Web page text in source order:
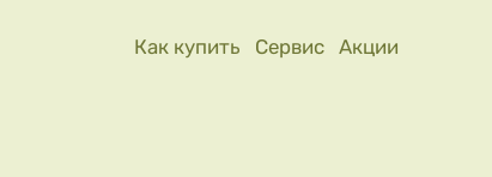
Как купить
Сервис Акции